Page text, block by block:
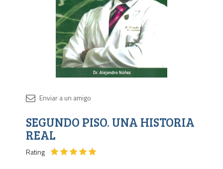
SEGUNDO PISO. UNA HISTORIA
REAL
Rating